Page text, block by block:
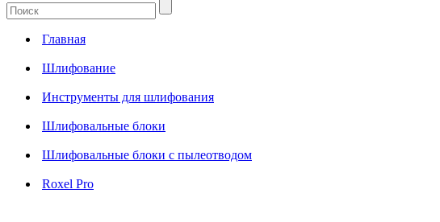
Главная
Шлифование
Инструменты для шлифования
Шлифовальные блоки
Шлифовальные блоки с пылеотводом
Roxel Pro